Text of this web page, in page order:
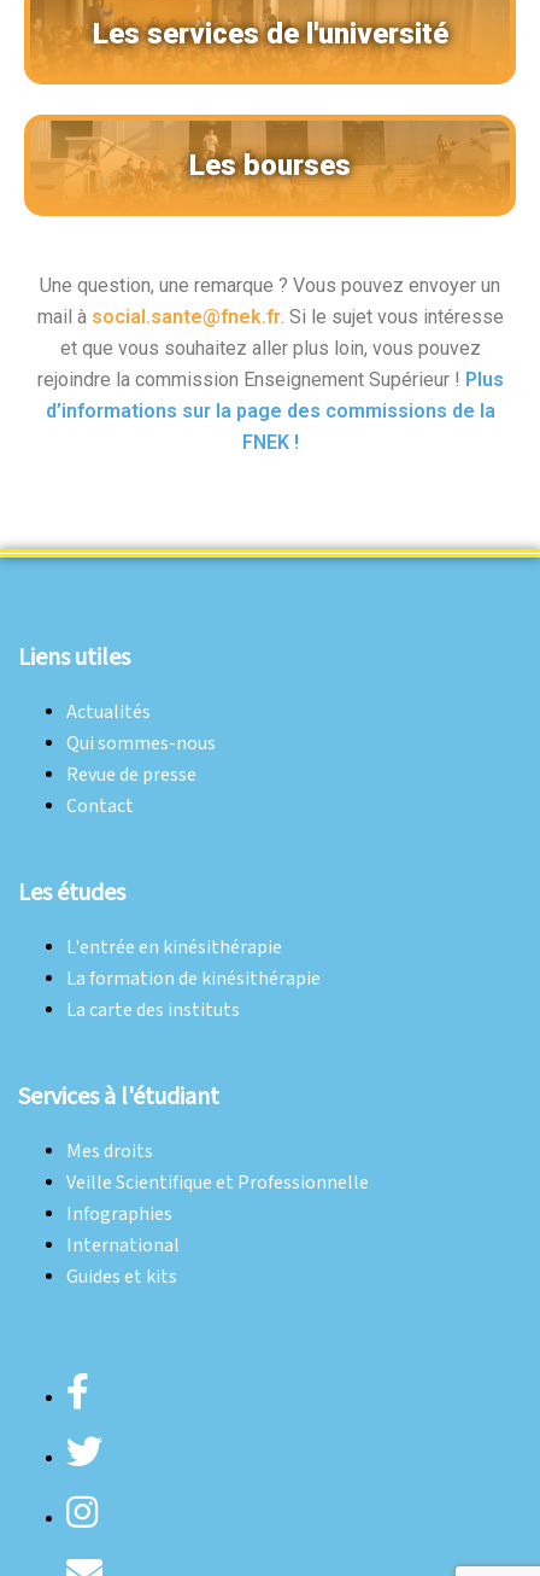
Les services de l'université
Les bourses
Une question, une remarque ? Vous pouvez envoyer un
mail à social.sante@fnek.fr. Si le sujet vous intéresse
et que vous souhaitez aller plus loin, vous pouvez
rejoindre la commission Enseignement Supérieur ! Plus
d’informations sur la page des commissions de la
FNEK !
Liens utiles
Actualités
Qui sommes-nous
Revue de presse
Contact
Les études
L'entrée en kinésithérapie
La formation de kinésithérapie
La carte des instituts
Services à l'étudiant
Mes droits
Veille Scientifique et Professionnelle
Infographies
International
Guides et kits